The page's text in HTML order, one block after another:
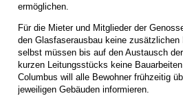
ermöglichen.
Für die Mieter und Mitglieder der
den Glasfaserausbau keine
selbst müssen bis auf den Austausch
kurzen Leitungsstücks keine
Columbus will alle Bewohner frühzeitig
jeweiligen Gebäuden informieren.